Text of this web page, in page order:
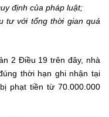
định của pháp luật;
tư với tổng thời gian quá
2 Điều 19 trên đây, nhà
thời hạn ghi nhận tại
phạt tiền từ 70.000.000